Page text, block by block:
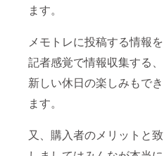
ます。
メモトレに投稿する情報を
記者感覚で情報収集する、
新しい休日の楽しみもでき
ます。
又、購入者のメリットと致